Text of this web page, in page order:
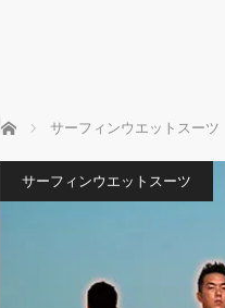
ホーム サーフィンウエットスーツ
サーフィンウエットスーツ